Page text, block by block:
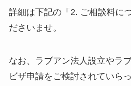
詳細は下記の「2. ご相談料に
ださいませ。
なお、ラブアン法人設立やラ
ビザ申請をご検討されていら